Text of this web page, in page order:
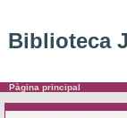
Biblioteca
Pàgina principal